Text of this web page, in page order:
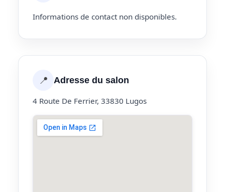
Informations de contact non disponibles.
📍 Adresse du salon
4 Route De Ferrier, 33830 Lugos